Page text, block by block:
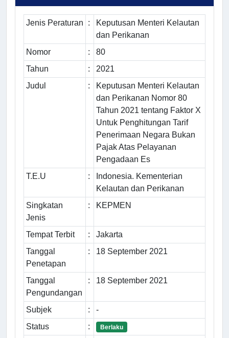
Jenis Peraturan :
Keputusan Menteri Kelautan
dan Perikanan
Nomor
:
80
Tahun
:
2021
Judul
:
Keputusan Menteri Kelautan
dan Perikanan Nomor 80
Tahun 2021 tentang Faktor X
Untuk Penghitungan Tarif
Penerimaan Negara Bukan
Pajak Atas Pelayanan
Pengadaan Es
T.E.U
:
Indonesia. Kementerian
Kelautan dan Perikanan
Singkatan
Jenis
: KEPMEN
Tempat Terbit :
Jakarta
Tanggal
Penetapan
: 18 September 2021
Tanggal
Pengundangan
: 18 September 2021
Subjek :
-
Status
: Berlaku